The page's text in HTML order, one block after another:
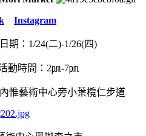
Instagram
期：1/24(二)-1/26(四)
動時間：2㏘-7㏘
惟藝術中心旁小葉欖仁步道